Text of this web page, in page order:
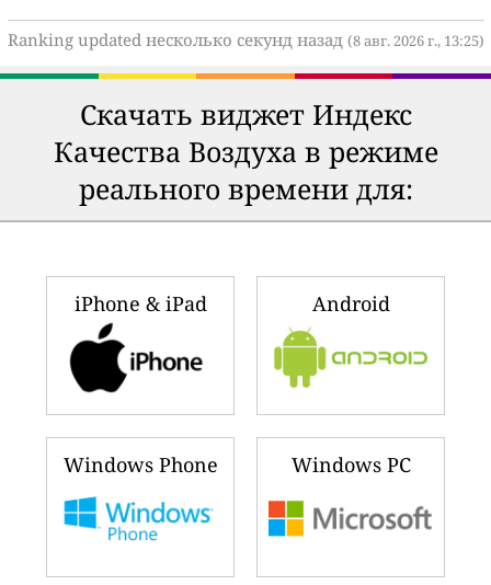
Ranking updated несколько секунд назад (8 авг. 2026 г., 13:25)
Скачать виджет Индекс
Качества Воздуха в режиме
реального времени для:
iPhone & iPad Android
Windows Phone Windows PC